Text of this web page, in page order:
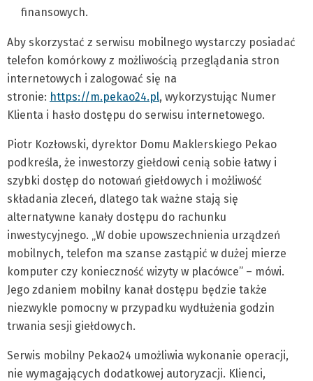
finansowych.
Aby skorzystać z serwisu mobilnego wystarczy posiadać
telefon komórkowy z możliwością przeglądania stron
internetowych i zalogować się na
stronie: https://m.pekao24.pl, wykorzystując Numer
Klienta i hasło dostępu do serwisu internetowego.
Piotr Kozłowski, dyrektor Domu Maklerskiego Pekao
podkreśla, że inwestorzy giełdowi cenią sobie łatwy i
szybki dostęp do notowań giełdowych i możliwość
składania zleceń, dlatego tak ważne stają się
alternatywne kanały dostępu do rachunku
inwestycyjnego. „W dobie upowszechnienia urządzeń
mobilnych, telefon ma szanse zastąpić w dużej mierze
komputer czy konieczność wizyty w placówce” – mówi.
Jego zdaniem mobilny kanał dostępu będzie także
niezwykle pomocny w przypadku wydłużenia godzin
trwania sesji giełdowych.
Serwis mobilny Pekao24 umożliwia wykonanie operacji,
nie wymagających dodatkowej autoryzacji. Klienci,